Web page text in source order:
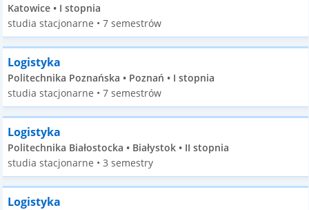
Katowice • I stopnia
studia stacjonarne • 7 semestrów
Logistyka
Politechnika Poznańska • Poznań • I stopnia
studia stacjonarne • 7 semestrów
Logistyka
Politechnika Białostocka • Białystok • II stopnia
studia stacjonarne • 3 semestry
Logistyka